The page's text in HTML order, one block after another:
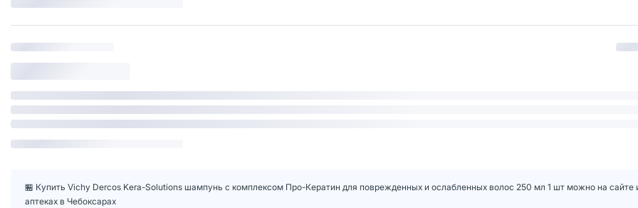
🏪 Купить Vichy Dercos Kera-Solutions шампунь с комплексом Про-Кератин для поврежденных и ослабленных волос 250 мл 1 шт можно на сайте
аптеках в Чебоксарах